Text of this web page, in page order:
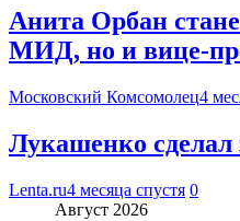
Анита Орбан
МИД, но и вице-
Московский Комсомолец4
Лукашенко
Lenta.ru4 месяца спустя 0
Август 2026